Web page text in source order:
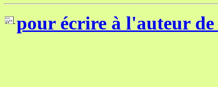
pourécrire à l'auteur de